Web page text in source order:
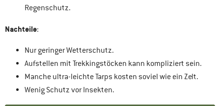
Regenschutz.
Nachteile:
Nur geringer Wetterschutz.
Aufstellen mit Trekkingstöcken kann kompliziert sein.
Manche ultra-leichte Tarps kosten soviel wie ein Zelt.
Wenig Schutz vor Insekten.